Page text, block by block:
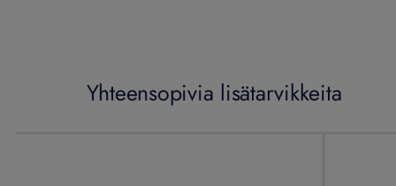
Yhteensopivia lisätarvikkeita